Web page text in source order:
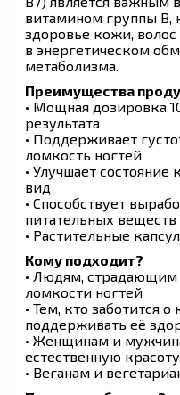
витамином группы
здоровье кожи, волос
в энергетическом
метаболизма.
Преимущества
• Мощная дозировка
результата
• Поддерживает
ломкость ногтей
• Улучшает
вид
• Способствует
питательных веществ
• Растительные
Кому подходит?
• Людям, страдающим
ломкости ногтей
• Тем, кто заботится
поддерживать её
• Женщинам и
естественную красоту
• Веганам и